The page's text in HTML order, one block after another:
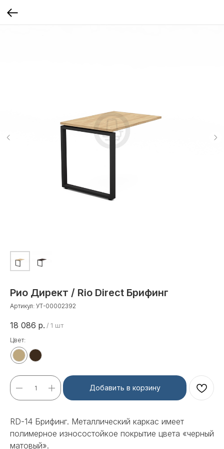
Рио Директ / Rio Direct Брифинг
Артикул: УТ-00002392
18 086 р. / 1 шт
Цвет:
Добавить в корзину
RD-14 Брифинг. Металлический каркас имеет
полимерное износостойкое покрытие цвета «черный
матовый».